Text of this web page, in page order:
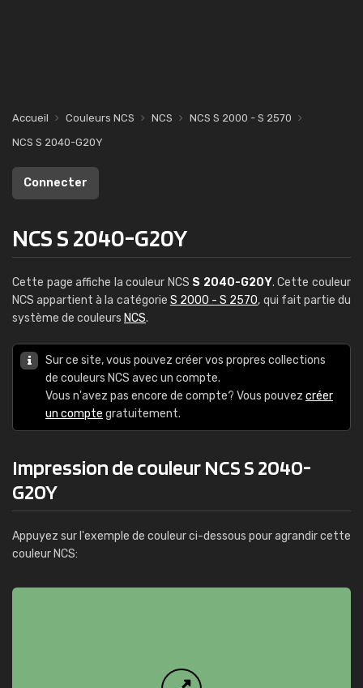
Accueil Couleurs NCS NCS
NCS S 2000 - S 2570
NCS S 2040-G20Y
Connecter
NCS S 2040-G20Y
Cette page affiche la couleur NCS S 2040-G20Y. Cette couleur
NCS appartient à la catégorie S 2000 - S 2570, qui fait partie du
système de couleurs NCS.
Sur ce site, vous pouvez créer vos propres collections
de couleurs NCS avec un compte.
Vous n'avez pas encore de compte? Vous pouvez créer
un compte gratuitement.
Impression de couleur NCS S 2040-
G20Y
Appuyez sur l'exemple de couleur ci-dessous pour agrandir cette
couleur NCS: